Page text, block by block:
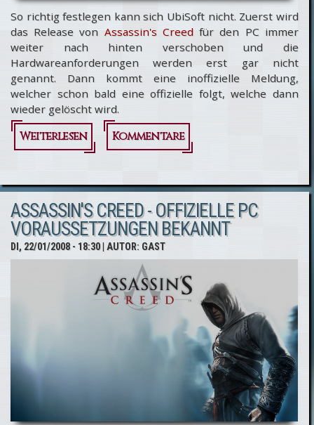
So richtig festlegen kann sich UbiSoft nicht. Zuerst wird
das Release von Assassin's Creedfür den PC immer
weiter nach hinten verschoben und die
Hardwareanforderungen werden erst gar nicht
genannt. Dann kommt eine inoffizielle Meldung,
welcher schon bald eine offizielle folgt, welche dann
wieder gelöscht wird.
Weiterlesen
über Assassin's Creed für
Hardwareanforderungen
nach wie vor unklar
Kommentare
ASSASSIN'S CREED - OFFIZIELLE PC
VORAUSSETZUNGEN BEKANNT
DI, 22/01/2008 - 18:30| AUTOR: GAST